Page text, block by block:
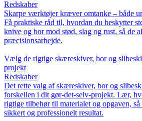
Redskaber
Skarpe værktøjer kræver omtanke – både
Få praktiske råd til, hvordan du beskytter
knive og bor mod stød, slag og rust, så de
præcisionsarbejde.
Vælg de rigtige skæreskiver, bor og
projekt
Redskaber
Det rette valg af skæreskiver, bor og
forskellen i dit gør-det-selv-projekt. Lær,
rigtige tilbehør til materialet og opgaven,
sikkert og professionelt resultat.